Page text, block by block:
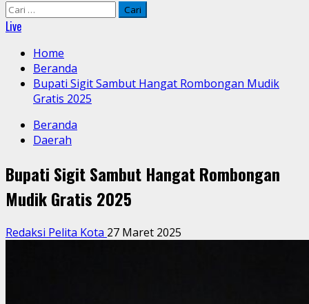
Cari
untuk:
Live
Home
Beranda
Bupati Sigit Sambut Hangat Rombongan Mudik
Gratis 2025
Beranda
Daerah
Bupati Sigit Sambut Hangat Rombongan
Mudik Gratis 2025
Redaksi Pelita Kota 27 Maret 2025